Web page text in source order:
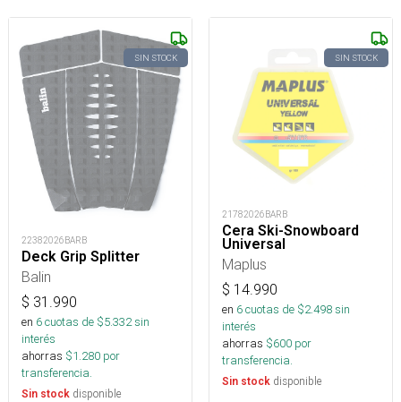
SIN STOCK
22382026BARB
Deck Grip Splitter
Balin
$ 31.990
en 6cuotas de $5.332sin
interés
ahorras $1.280 por
transferencia.
Sin stock disponible
SIN STOCK
21782026BARB
Cera Ski-Snowboard
Universal
Maplus
$ 14.990
en 6cuotas de $2.498sin
interés
ahorras $600 por
transferencia.
Sin stock disponible